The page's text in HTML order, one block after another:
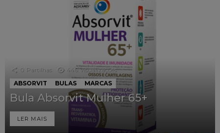
0 Partilhas 446 Visualizações
ABSORVIT
BULAS MARCAS
Bula Absorvit Mulher 65+
LER MAIS